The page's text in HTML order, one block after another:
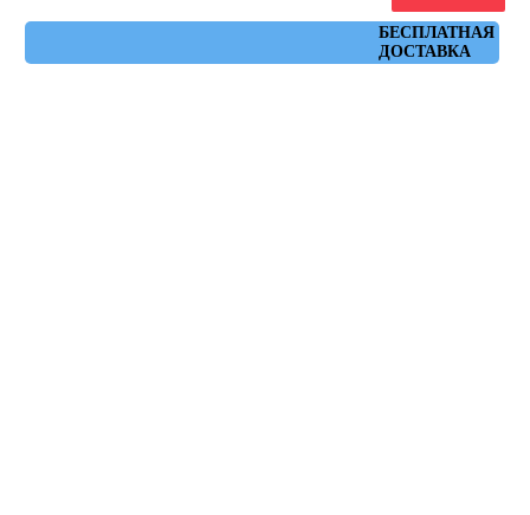
БЕСПЛАТНАЯ
ДОСТАВКА